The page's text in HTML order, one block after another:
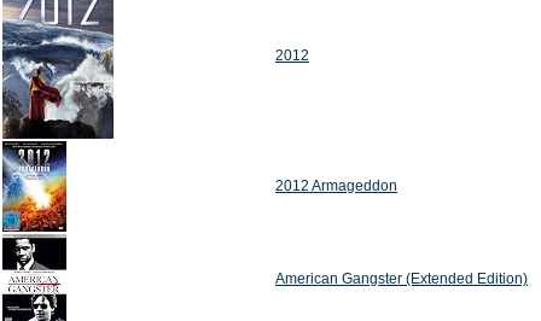
2012
2012 Armageddon
American Gangster (Extended Edition)